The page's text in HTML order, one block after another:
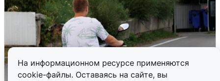
На информационном ресурсе применяются
cookie-файлы. Оставаясь на сайте, вы